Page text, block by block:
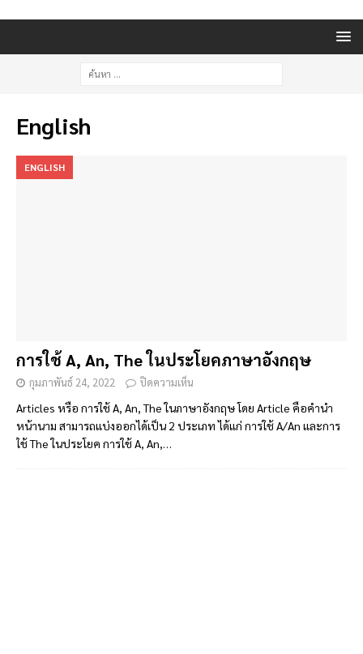
English
ENGLISH
การใช้ A, An, The ในประโยคภาษาอังกฤษ
กุมภาพันธ์ 24, 2022 ปิดความเห็น
Articles หรือ การใช้ A, An, The ในภาษาอังกฤษ โดย Article คือคำนำ
หน้านาม สามารถแบ่งออกได้เป็น 2 ประเภท ได้แก่ การใช้ A/An และการ
ใช้ The ในประโยค การใช้ A, An,…